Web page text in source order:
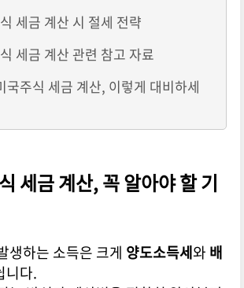
세금 계산 시 절세 전략
세금 계산 관련 참고 자료
국주식 세금 계산, 이렇게 대비하세
세금 계산, 꼭 알아야 할 기
생하는 소득은 크게 양도소득세와 배
니다.